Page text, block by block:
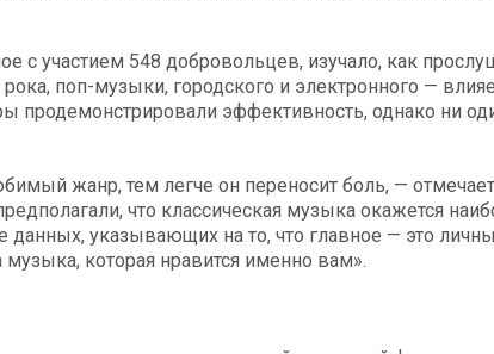
с участием 548 добровольцев, изучало, как
поп-музыки, городского и электронного —
продемонстрировали эффективность, однако ни
жанр, тем легче он переносит боль, —
что классическая музыка окажется
данных, указывающих на то, что главное — это
музыка, которая нравится именно вам».